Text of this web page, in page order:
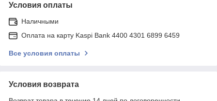
Условия оплаты
Наличными
Оплата на карту Kaspi Bank 4400 4301 6899 6459
Все условия оплаты
Условия возврата